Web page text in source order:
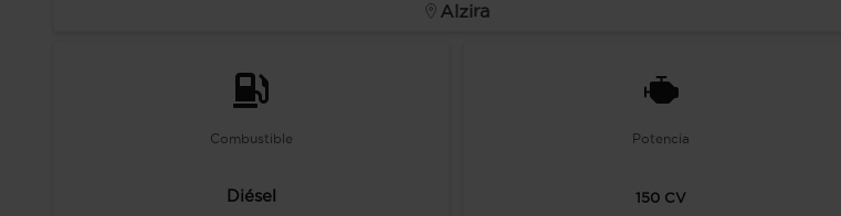
Alzira
Combustible
Diésel
Potencia
150 CV